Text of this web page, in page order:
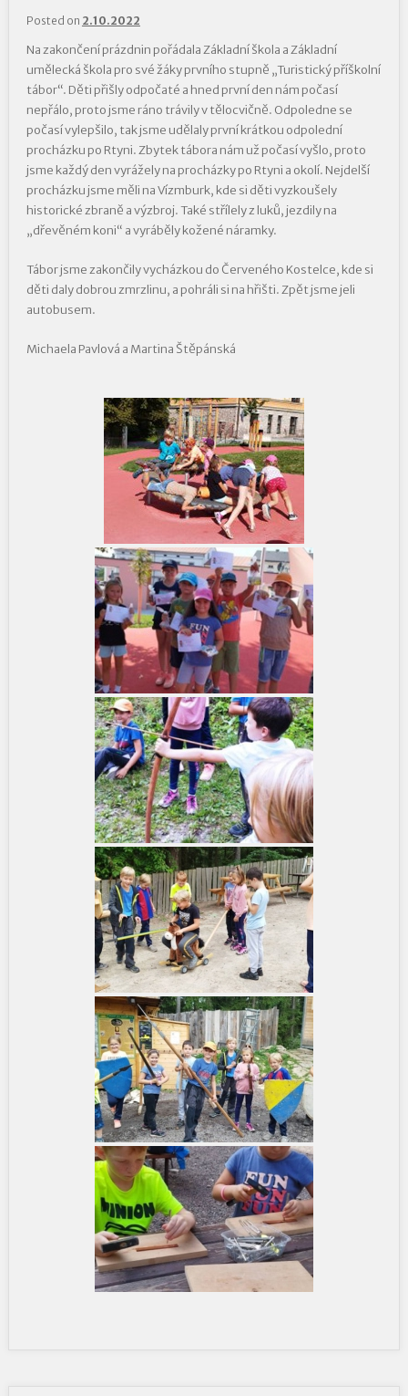
Posted on 2.10.2022
Na zakončení prázdnin pořádala Základní škola a Základní
umělecká škola pro své žáky prvního stupně „Turistický příškolní
tábor“. Děti přišly odpočaté a hned první den nám počasí
nepřálo, proto jsme ráno trávily v tělocvičně. Odpoledne se
počasí vylepšilo, tak jsme udělaly první krátkou odpolední
procházku po Rtyni. Zbytek tábora nám už počasí vyšlo, proto
jsme každý den vyrážely na procházky po Rtyni a okolí. Nejdelší
procházku jsme měli na Vízmburk, kde si děti vyzkoušely
historické zbraně a výzbroj. Také střílely z luků, jezdily na
„dřevěném koni“ a vyráběly kožené náramky.
Tábor jsme zakončily vycházkou do Červeného Kostelce, kde si
děti daly dobrou zmrzlinu, a pohráli si na hřišti. Zpět jsme jeli
autobusem.
Michaela Pavlová a Martina Štěpánská